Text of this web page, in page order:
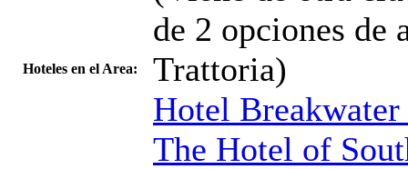
Hoteles en el Area:
de 2 opciones de
Trattoria)
Hotel Breakwater
The Hotel of